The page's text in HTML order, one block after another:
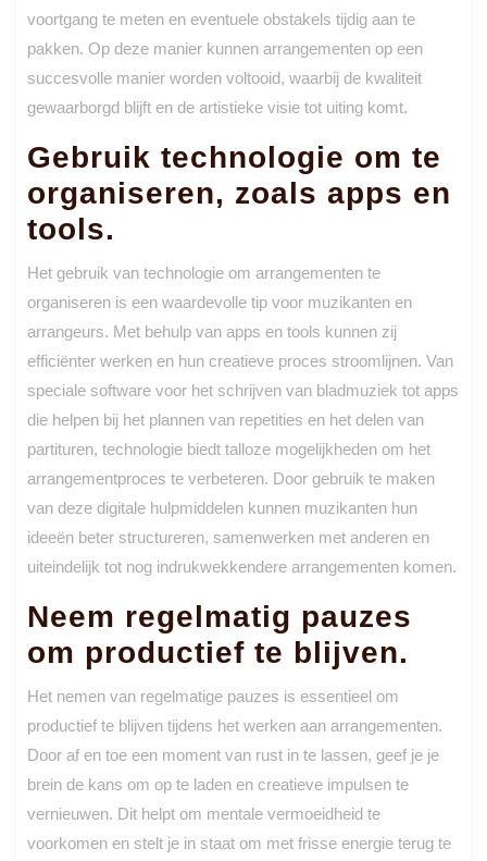
voortgang te meten en eventuele obstakels tijdig aan te
pakken. Op deze manier kunnen arrangementen op een
succesvolle manier worden voltooid, waarbij de kwaliteit
gewaarborgd blijft en de artistieke visie tot uiting komt.
Gebruik technologie om te
organiseren, zoals apps en
tools.
Het gebruik van technologie om arrangementen te
organiseren is een waardevolle tip voor muzikanten en
arrangeurs. Met behulp van apps en tools kunnen zij
efficiënter werken en hun creatieve proces stroomlijnen. Van
speciale software voor het schrijven van bladmuziek tot apps
die helpen bij het plannen van repetities en het delen van
partituren, technologie biedt talloze mogelijkheden om het
arrangementproces te verbeteren. Door gebruik te maken
van deze digitale hulpmiddelen kunnen muzikanten hun
ideeën beter structureren, samenwerken met anderen en
uiteindelijk tot nog indrukwekkendere arrangementen komen.
Neem regelmatig pauzes
om productief te blijven.
Het nemen van regelmatige pauzes is essentieel om
productief te blijven tijdens het werken aan arrangementen.
Door af en toe een moment van rust in te lassen, geef je je
brein de kans om op te laden en creatieve impulsen te
vernieuwen. Dit helpt om mentale vermoeidheid te
voorkomen en stelt je in staat om met frisse energie terug te